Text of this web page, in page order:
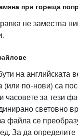
при гореща
не замества
на английската
(или по-нови) са
часовете за тези
световно
файла се
За да